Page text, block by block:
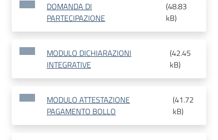
DOMANDA DI
PARTECIPAZIONE
(48.83
kB)
MODULO DICHIARAZIONI
INTEGRATIVE
(42.45
kB)
MODULO ATTESTAZIONE
PAGAMENTO BOLLO
(41.72
kB)